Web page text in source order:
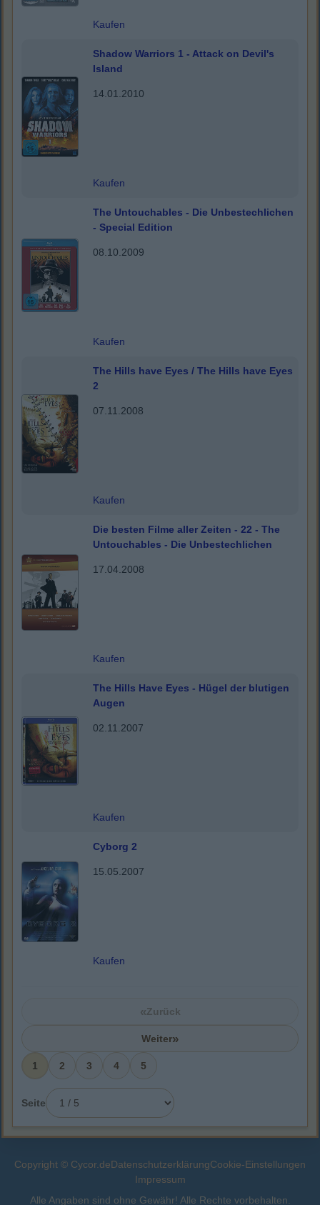
Kaufen
Shadow Warriors 1 - Attack on Devil's
Island
14.01.2010
Kaufen
The Untouchables - Die Unbestechlichen
- Special Edition
08.10.2009
Kaufen
The Hills have Eyes / The Hills have Eyes
2
07.11.2008
Kaufen
Die besten Filme aller Zeiten - 22 - The
Untouchables - Die Unbestechlichen
17.04.2008
Kaufen
The Hills Have Eyes - Hügel der blutigen
Augen
02.11.2007
Kaufen
Cyborg 2
15.05.2007
Kaufen
«Zurück
1 2 3 4 5
Weiter»
Seite
Copyright © Cycor.deDatenschutzerklärungCookie-Einstellungen
Impressum
Alle Angaben sind ohne Gewähr! Alle Rechte vorbehalten.